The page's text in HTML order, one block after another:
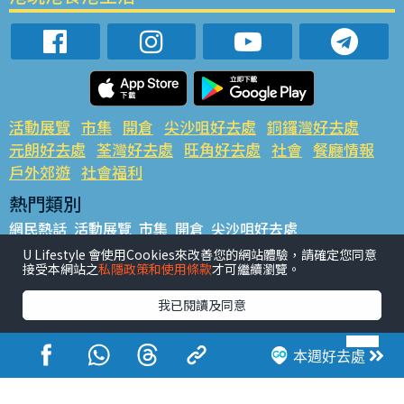
本週好去處
活動展覽 市集 開倉 尖沙咀好去處 銅鑼灣好去處
元朗好去處 荃灣好去處 旺角好去處 社會 餐廳情報
戶外郊遊 社會福利
熱門類別
網民熱話 活動展覽 市集 開倉 尖沙咀好去處
銅鑼灣好去處 元朗好去處 荃灣好去處 旺角好去處 社會
餐廳情報 戶外郊遊
熱門標籤
#UGO搵好去處 #人氣活動推介 #美食社群熱話
#親子玩樂好去處
#ULifestyle應用程式
#限時搶
#UJetso禮物放送
#ULifestyle商戶中心 #著數 #網絡熱話
U Lifestyle 會使用Cookies來改善您的網站體驗，請確定您同意
接受本網站之私隱政策和使用條款才可繼續瀏覽。
我已閱讀及同意